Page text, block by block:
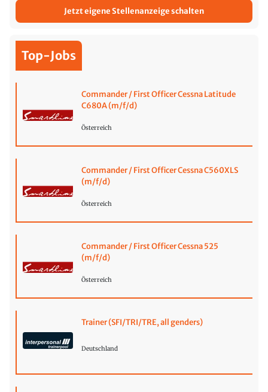
Jetzt eigene Stellenanzeige schalten
Top-Jobs
Commander / First Officer Cessna Latitude
C680A (m/f/d)
Österreich
Commander / First Officer Cessna C560XLS
(m/f/d)
Österreich
Commander / First Officer Cessna 525
(m/f/d)
Österreich
Trainer (SFI/TRI/TRE, all genders)
Deutschland